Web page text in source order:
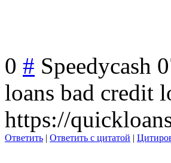
0 # Speedycash
loans bad credit
https://
Ответить | Ответить с цитатой |